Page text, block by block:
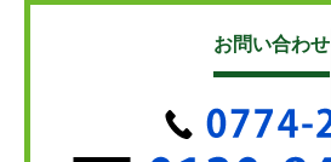
お問い合わせ